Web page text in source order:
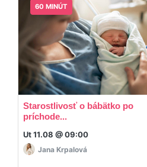
60 MINÚT
Starostlivosť o bábätko po
príchode...
Ut 11.08 @ 09:00
Jana Krpalová